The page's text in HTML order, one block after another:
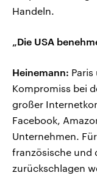
Handeln.
„Die USA
Heinemann:
Kompromiss bei
großer
Facebook,
Unternehmen.
französische und
zurückschlagen